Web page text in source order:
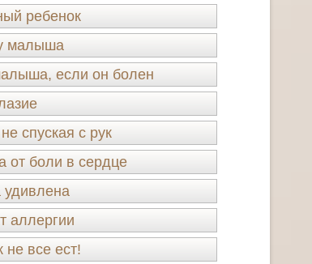
ребенок
малыша
если он болен
спуская с рук
от боли в сердце
аллергии
не все ест!